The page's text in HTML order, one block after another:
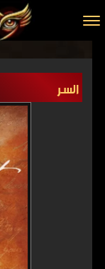
الرئيسية
مقالات
السر